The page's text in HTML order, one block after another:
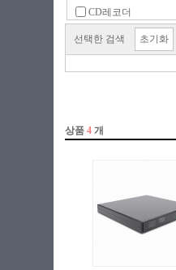
CD레코더
DVD-ROM
DVD레코더
ODD 케이스
공미디어 (기타)
공미디어 (블루레이)
미디어 보관함
선택한 검색
초기화